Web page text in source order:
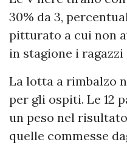
30% da 3,
pitturato a cui non
in stagione i ragazzi
La lotta a rimbalzo
per gli ospiti. Le 12
un peso nel
quelle commesse